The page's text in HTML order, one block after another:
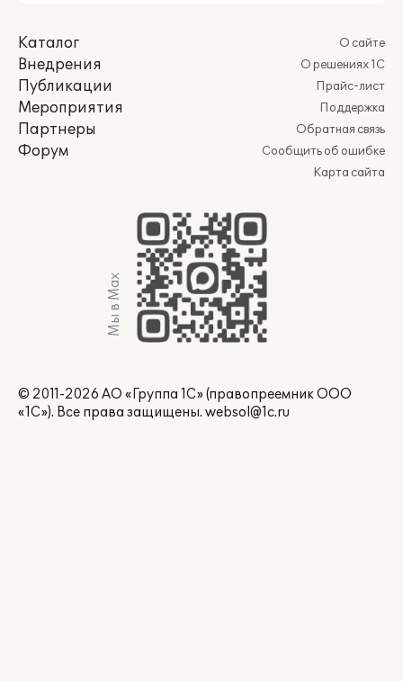
Каталог
Внедрения
Публикации
Мероприятия
Партнеры
Форум
О сайте
О решениях 1С
Прайс-лист
Поддержка
Обратная связь
Сообщить об ошибке
Карта сайта
Мы в Max
© 2011-2026 АО «Группа 1С» (правопреемник ООО
«1С»). Все права защищены. websol@1c.ru